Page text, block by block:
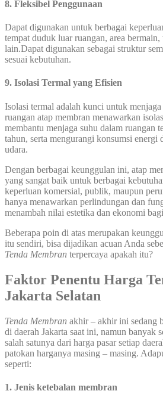
8. Fleksibel Penggunaan
Dapat digunakan untuk berbagai
tempat duduk luar ruangan, area
lain.Dapat digunakan sebagai struktur
sesuai kebutuhan.
9. Isolasi Termal yang Efisien
Isolasi termal adalah kunci untuk
ruangan atap membran menawarkan
membantu menjaga suhu dalam ruangan
tahun, serta mengurangi konsumsi energi
udara.
Dengan berbagai keunggulan ini, atap
yang sangat baik untuk berbagai
keperluan komersial, publik, maupun
hanya menawarkan perlindungan dan
menambah nilai estetika dan ekonomi
Beberapa poin di atas merupakan
itu sendiri, bisa dijadikan acuan Anda
Tenda Membran terpercaya apakah itu?
Faktor Penentu Harga
Jakarta Selatan
Tenda Membran akhir – akhir ini sedang
di daerah Jakarta saat ini, namun banyak
salah satunya dari harga pasar setiap
patokan harganya masing – masing.
seperti:
1. Jenis ketebalan membran